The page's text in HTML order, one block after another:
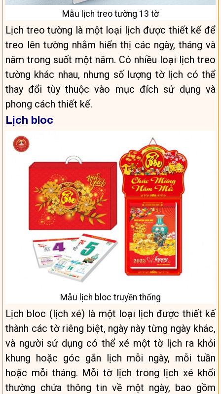
Mẫu lịch treo tường 13 tờ
Lịch treo tường là một loại lịch được thiết kế để
treo lên tường nhằm hiển thị các ngày, tháng và
năm trong suốt một năm. Có nhiều loại lịch treo
tường khác nhau, nhưng số lượng tờ lịch có thể
thay đổi tùy thuộc vào mục đích sử dụng và
phong cách thiết kế.
Lịch bloc
Mẫu lịch bloc truyền thống
Lịch bloc (lịch xé) là một loại lịch được thiết kế
thành các tờ riêng biệt, ngày này từng ngày khác,
và người sử dụng có thể xé một tờ lịch ra khỏi
khung hoặc góc gắn lịch mỗi ngày, mỗi tuần
hoặc mỗi tháng. Mỗi tờ lịch trong lịch xé khối
thường chứa thông tin về một ngày, bao gồm